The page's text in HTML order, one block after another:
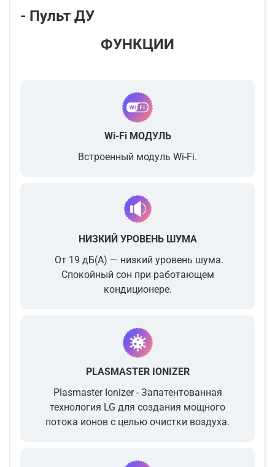
- Пульт ДУ
ФУНКЦИИ
Wi-Fi МОДУЛЬ
Встроенный модуль Wi-Fi.
НИЗКИЙ УРОВЕНЬ ШУМА
От 19 дБ(А) — низкий уровень шума.
Спокойный сон при работающем
кондиционере.
PLASMASTER IONIZER
Plasmaster Ionizer - Запатентованная
технология LG для создания мощного
потока ионов с целью очистки воздуха.